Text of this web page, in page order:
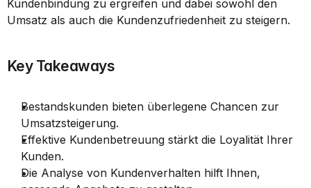
Kundenbindung zu ergreifen und dabei sowohl den
Umsatz als auch die Kundenzufriedenheit zu steigern.
Key Takeaways
Bestandskunden bieten überlegene Chancen zur
Umsatzsteigerung.
Effektive Kundenbetreuung stärkt die Loyalität Ihrer
Kunden.
Die Analyse von Kundenverhalten hilft Ihnen,